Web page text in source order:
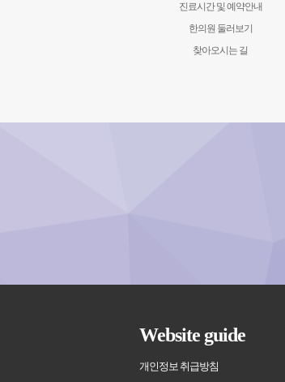
진료시간 및 예약안내
한의원 둘러보기
찾아오시는 길
Website guide
개인정보 취급방침